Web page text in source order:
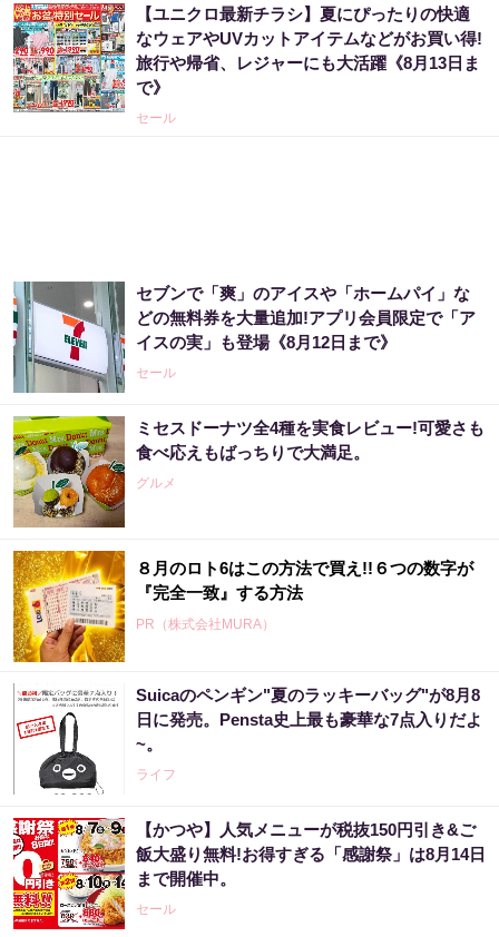
【ユニクロ最新チラシ】夏にぴったりの快適
なウェアやUVカットアイテムなどがお買い得!
旅行や帰省、レジャーにも大活躍《8月13日ま
で》
セール
セブンで「爽」のアイスや「ホームパイ」な
どの無料券を大量追加!アプリ会員限定で「ア
イスの実」も登場《8月12日まで》
セール
ミセスドーナツ全4種を実食レビュー!可愛さも
食べ応えもばっちりで大満足。
グルメ
８月のロト6はこの方法で買え!!６つの数字が
『完全一致』する方法
PR（株式会社MURA）
Suicaのペンギン"夏のラッキーバッグ"が8月8
日に発売。Pensta史上最も豪華な7点入りだよ
~。
ライフ
【かつや】人気メニューが税抜150円引き&ご
飯大盛り無料!お得すぎる「感謝祭」は8月14日
まで開催中。
セール